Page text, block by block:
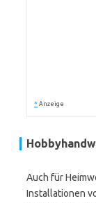
* Anzeige
Auch für
Installationen